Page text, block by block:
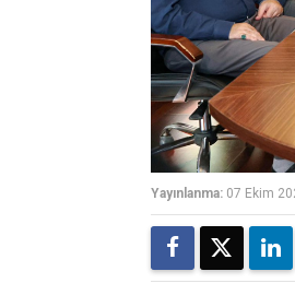
Yayınlanma: 07 Ekim